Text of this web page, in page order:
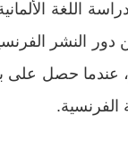
اللغة
دور النشر
عندما حصل